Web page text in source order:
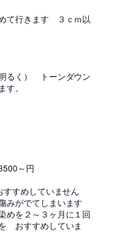
て行きます ３ｃｍ以
るく） トーンダウン
。
～円
すめしていません
みがでてしまいます
めを２～３ヶ月に１回
おすすめしていま